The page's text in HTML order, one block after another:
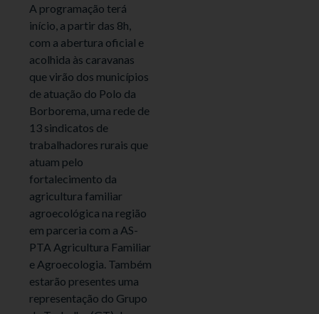
A programação terá
início, a partir das 8h,
com a abertura oficial e
acolhida às caravanas
que virão dos municípios
de atuação do Polo da
Borborema, uma rede de
13 sindicatos de
trabalhadores rurais que
atuam pelo
fortalecimento da
agricultura familiar
agroecológica na região
em parceria com a AS-
PTA Agricultura Familiar
e Agroecologia. Também
estarão presentes uma
representação do Grupo